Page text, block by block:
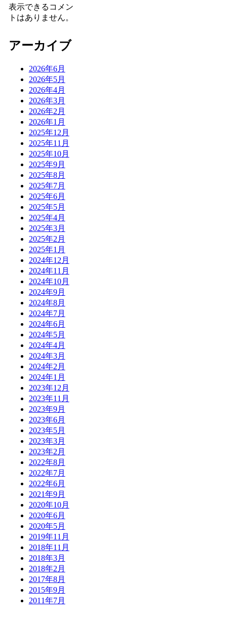
表示できるコメン
トはありません。
アーカイブ
2026年6月
2026年5月
2026年4月
2026年3月
2026年2月
2026年1月
2025年12月
2025年11月
2025年10月
2025年9月
2025年8月
2025年7月
2025年6月
2025年5月
2025年4月
2025年3月
2025年2月
2025年1月
2024年12月
2024年11月
2024年10月
2024年9月
2024年8月
2024年7月
2024年6月
2024年5月
2024年4月
2024年3月
2024年2月
2024年1月
2023年12月
2023年11月
2023年9月
2023年6月
2023年5月
2023年3月
2023年2月
2022年8月
2022年7月
2022年6月
2021年9月
2020年10月
2020年6月
2020年5月
2019年11月
2018年11月
2018年3月
2018年2月
2017年8月
2015年9月
2011年7月